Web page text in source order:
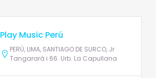
Play Music Perú
PERÚ, LIMA, SANTIAGO DE SURCO, Jr
Tangarará i 66. Urb. La Capullana